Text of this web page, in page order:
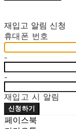
재입고 알림 신청
휴대폰 번호
-
-
재입고 시 알림
신청하기
페이스북